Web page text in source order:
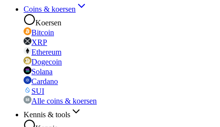
Coins & koersen
Koersen
Bitcoin
XRP
Ethereum
Dogecoin
Solana
Cardano
SUI
Alle coins & koersen
Kennis & tools